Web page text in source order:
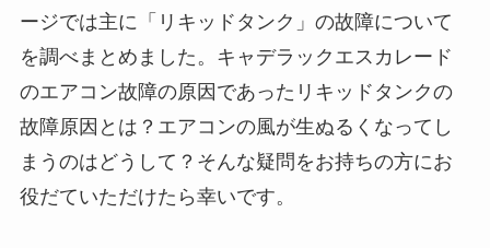
ージでは主に「リキッドタンク」の故障について
を調べまとめました。キャデラックエスカレード
のエアコン故障の原因であったリキッドタンクの
故障原因とは？エアコンの風が生ぬるくなってし
まうのはどうして？そんな疑問をお持ちの方にお
役だていただけたら幸いです。